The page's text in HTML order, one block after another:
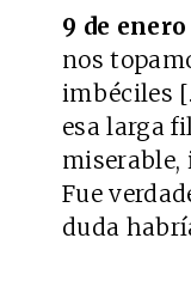
9 de enero
nos
imbéciles
esa larga
Fue
duda